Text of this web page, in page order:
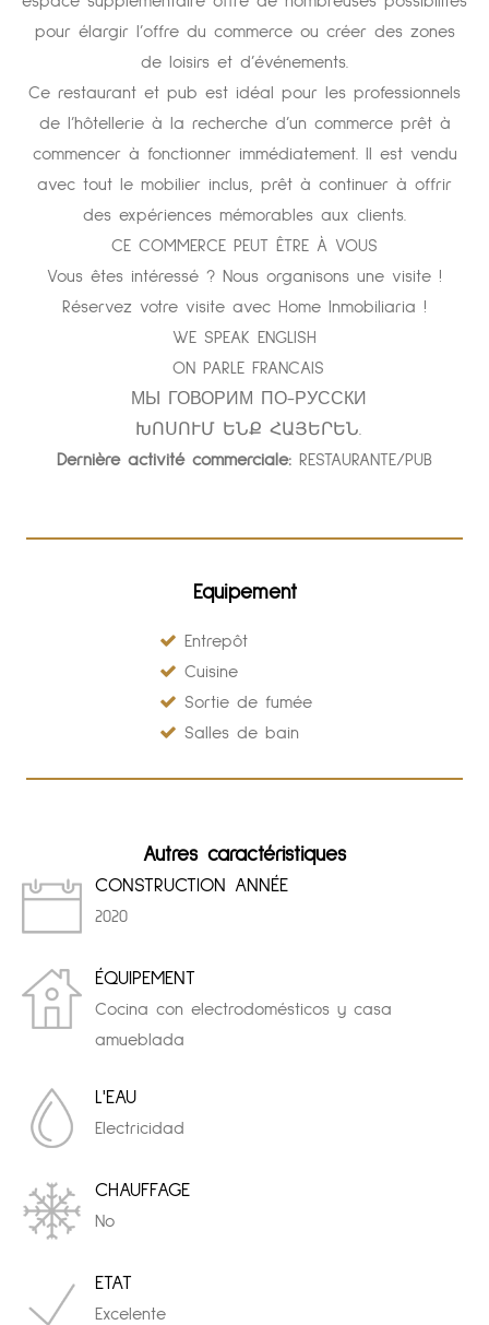
pour élargir l’offre du commerce ou créer des zones
de loisirs et d’événements.
Ce restaurant et pub est idéal pour les professionnels
de l’hôtellerie à la recherche d’un commerce prêt à
commencer à fonctionner immédiatement. Il est vendu
avec tout le mobilier inclus, prêt à continuer à offrir
des expériences mémorables aux clients.
CE COMMERCE PEUT ÊTRE À VOUS
Vous êtes intéressé ? Nous organisons une visite !
Réservez votre visite avec Home Inmobiliaria !
WE SPEAK ENGLISH
ON PARLE FRANCAIS
МЫ ГОВОРИМ ПО-РУССКИ
ԽՈՍՈՒՄ ԵՆՔ ՀԱՅԵՐԵՆ.
Dernière activité commerciale: RESTAURANTE/PUB
Equipement
Entrepôt
Cuisine
Sortie de fumée
Salles de bain
Autres caractéristiques
CONSTRUCTION ANNÉE
2020
ÉQUIPEMENT
Cocina con electrodomésticos y casa
amueblada
L'EAU
Electricidad
CHAUFFAGE
No
ETAT
Excelente